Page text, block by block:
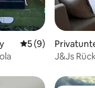
Durchschnittliche
5 (9)
J&Js